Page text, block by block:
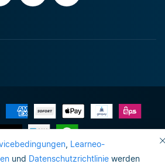
, Learneo-
und Datenschutzrichtlinie werden
Impressum